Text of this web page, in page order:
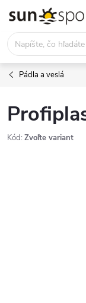
obsah
Pádla a veslá
Kód: Zvoľte variant